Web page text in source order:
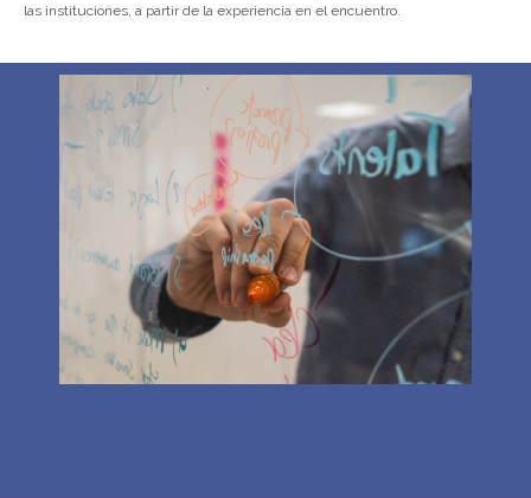
las instituciones, a partir de la experiencia en el encuentro.